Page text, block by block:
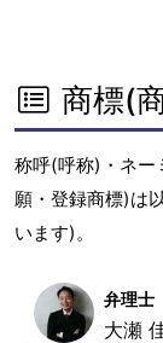
商標(
称呼(呼称)・ネー
願・登録商標)は
います)。
弁理士
大瀬